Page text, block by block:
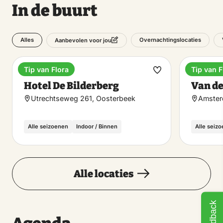
In de buurt
Alles Aanbevolen voor jou Overnachtingslocaties
Hotel
Hotel De Bilderberg
Utrechtseweg 261, Oosterbeek
Alle seizoenen Indoor / Binnen
Tip van Flora
Maak
Hotel
Van
Alle
Tip van
Alle locaties